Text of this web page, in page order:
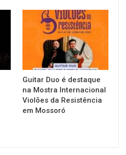
Guitar Duo é destaque
na Mostra Internacional
Violões da Resistência
em Mossoró